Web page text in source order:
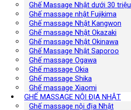
Ghế Massage Nhật dưới 30 triệu
Ghế massage nhật Fujikima
Ghế massage Nhật Kangwon
Ghế massage Nhật Okazaki
Ghế massage Nhật Okinawa
Ghế Massage Nhật Saporoo
Ghế massage Ogawa
Ghế massage Okia
Ghế massage Shika
Ghế massage Xiaomi
GHẾ MASSAGE NỘI ĐỊA NHẬT
Ghế massage nội địa Nhật